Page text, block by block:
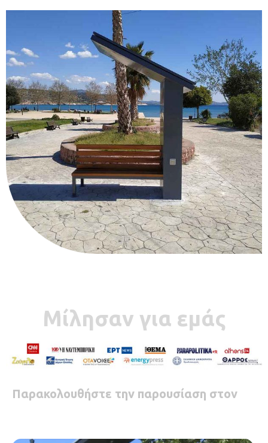
Μίλησαν για εμάς
Παρακολουθήστε την παρουσίαση στον